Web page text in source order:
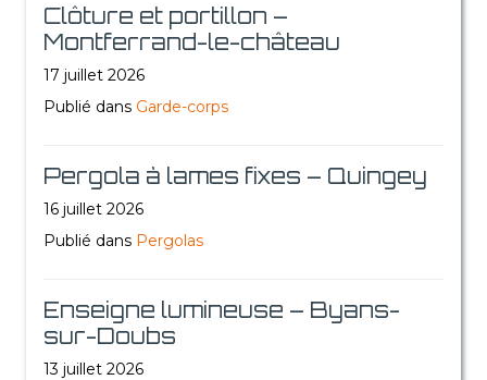
Clôture et portillon –
Montferrand-le-château
17 juillet 2026
Publié dans Garde-corps
Pergola à lames fixes – Quingey
16 juillet 2026
Publié dans Pergolas
Enseigne lumineuse – Byans-
sur-Doubs
13 juillet 2026